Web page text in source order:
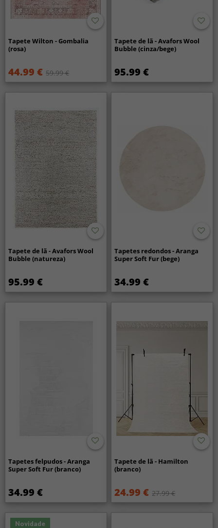
Tapete Wilton - Gombalia
(rosa)
44.99 € 59.99 €
Tapete de lã - Avafors Wool
Bubble (cinza/bege)
95.99 €
Tapete de lã - Avafors Wool
Bubble (natureza)
95.99 €
Tapetes redondos - Aranga
Super Soft Fur (bege)
34.99 €
Tapetes felpudos - Aranga
Super Soft Fur (branco)
34.99 €
Tapete de lã - Hamilton
(branco)
24.99 € 27.99 €
Novidade